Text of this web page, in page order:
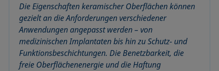
Die Eigenschaften keramischer Oberflächen können
gezielt an die Anforderungen verschiedener
Anwendungen angepasst werden – von
medizinischen Implantaten bis hin zu Schutz- und
Funktionsbeschichtungen. Die Benetzbarkeit, die
freie Oberflächenenergie und die Haftung